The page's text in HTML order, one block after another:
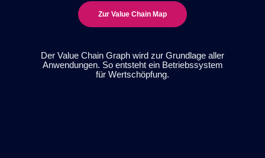
Zur Value Chain Map
Der Value Chain Graph wird zur Grundlage aller
Anwendungen. So entsteht ein Betriebssystem
für Wertschöpfung.